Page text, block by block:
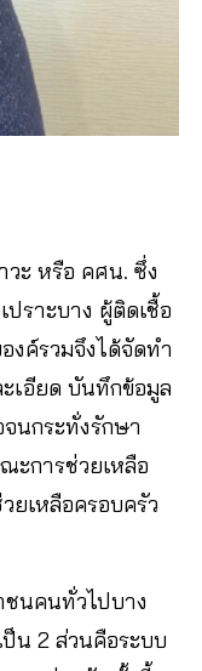
ะ หรือ คศน. ซึ่ง
ราะบาง ผู้ติดเชื้อ
งค์รวมจึงได้จัดทำ
เอียด บันทึกข้อมูล
นกระทั่งรักษา
ะการช่วยเหลือ
ยเหลือครอบครัว
ชนคนทั่วไปบาง
น 2 ส่วนคือระบบ